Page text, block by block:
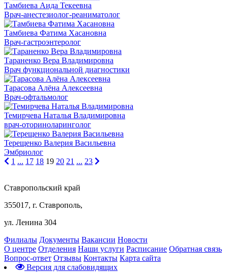
Тамбиева Аида Текеевна
Врач-анестезиолог-реаниматолог
Тамбиева Фатима Хасановна
Врач-гастроэнтеролог
Тараненко Вера Владимировна
Врач функциональной диагностики
Тарасова Алёна Алексеевна
Врач-офтальмолог
Темирчева Наталья Владимировна
врач-оториноларинголог
Терещенко Валерия Васильевна
Эмбриолог
1 ... 17 18 19 20 21 ... 23
Ставропольский край
355017, г. Ставрополь,
ул. Ленина 304
Филиалы Документы Вакансии Новости
О центре Отделения Наши услуги Расписание Обратная связь
Вопрос-ответ Отзывы Контакты Карта сайта
Версия для слабовидящих